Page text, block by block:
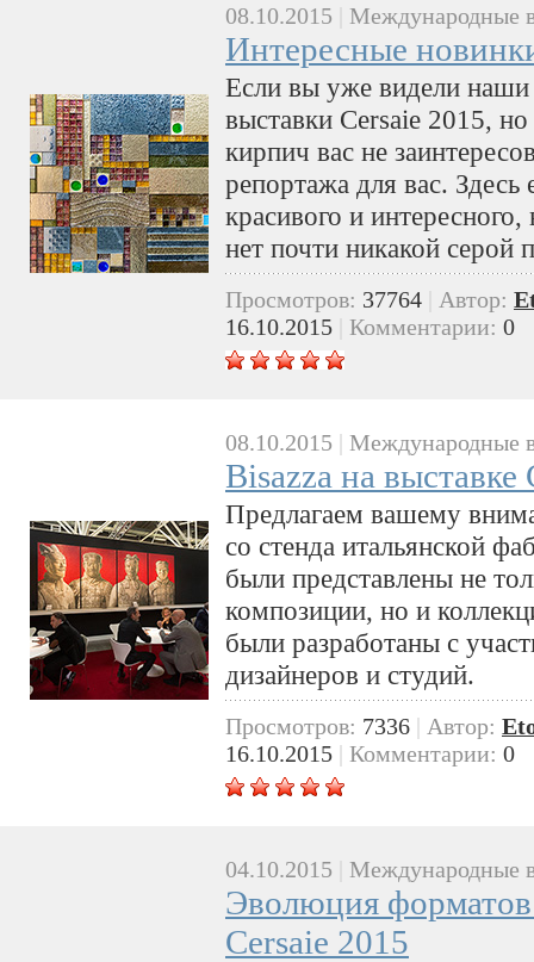
08.10.2015 Международные
Интересные
Если вы уже видели
выставки Cersaie 2015,
кирпич вас не
репортажа для вас. Здесь
красивого и
нет почти никакой серой
Просмотров: 37764 Автор:
16.10.2015
Комментарии: 0
08.10.2015 | Международные
Bisazza на выставке
Предлагаем вашему
со стенда итальянской
были представлены не
композиции, но и
были разработаны с
дизайнеров и студий.
Просмотров: 7336 | Автор:
16.10.2015 | Комментарии: 0
04.10.2015 Международные
Эволюция
Cersaie 2015